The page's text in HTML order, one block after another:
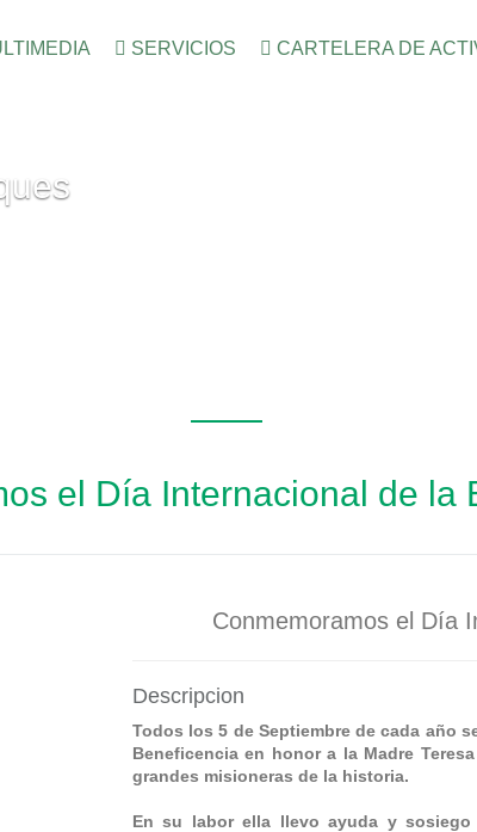
SERVICIOS CARTELERA DE
el Día Internacional de la
Conmemoramos el Día
Descripcion
Todos los 5 de Septiembre de cada año
Beneficencia en honor a la Madre
grandes misioneras de la historia.
En su labor ella llevo ayuda y